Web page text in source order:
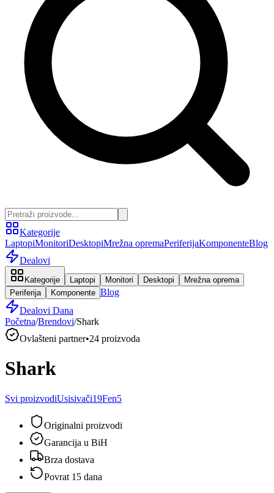
Kategorije
LaptopiMonitoriDesktopiMrežna opremaPeriferijaKomponenteBlog
Dealovi
Kategorije Laptopi Monitori Desktopi
Mrežna oprema
Periferija
Komponente Blog
Dealovi Dana
Početna/Brendovi/Shark
Ovlašteni partner•24 proizvoda
Shark
Svi proizvodiUsisivači19Fen5
Originalni proizvodi
Garancija u BiH
Brza dostava
Povrat 15 dana